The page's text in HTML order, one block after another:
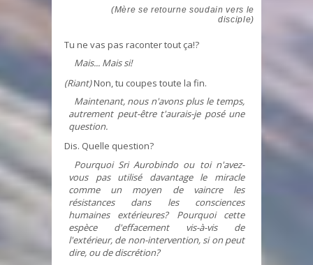
(Mère se retourne soudain vers le
disciple)
Tu ne vas pas raconter tout ça!?
Mais... Mais si!
(Riant)Non, tu coupes toute la fin.
Maintenant, nous n'avons plus le temps,
autrement peut-être t'aurais-je posé une
question.
Dis. Quelle question?
Pourquoi Sri Aurobindo ou toi n'avez-
vous pas utilisé davantage le miracle
comme un moyen de vaincre les
résistances dans les consciences
humaines extérieures? Pourquoi cette
espèce d'effacement vis-à-vis de
l'extérieur, de non-intervention, si on peut
dire, ou de discrétion?